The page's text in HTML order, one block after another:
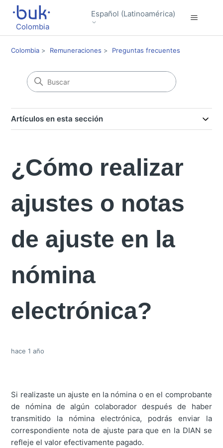
Colombia
Español (Latinoamérica)
Colombia Remuneraciones Preguntas frecuentes
Artículos en esta sección
¿Cómo realizar
ajustes o notas
de ajuste en la
nómina
electrónica?
hace 1 año
Si realizaste un ajuste en la nómina o en el comprobante
de nómina de algún colaborador después de haber
transmitido la nómina electrónica, podrás enviar la
correspondiente nota de ajuste para que en la DIAN se
refleje el valor efectivamente pagado.